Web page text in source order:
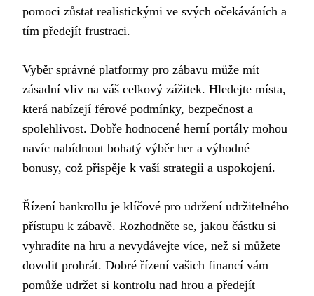
pomoci zůstat realistickými ve svých očekáváních a
tím předejít frustraci.
Vyběr správné platformy pro zábavu může mít
zásadní vliv na váš celkový zážitek. Hledejte místa,
která nabízejí férové podmínky, bezpečnost a
spolehlivost. Dobře hodnocené herní portály mohou
navíc nabídnout bohatý výběr her a výhodné
bonusy, což přispěje k vaší strategii a uspokojení.
Řízení bankrollu je klíčové pro udržení udržitelného
přístupu k zábavě. Rozhodněte se, jakou částku si
vyhradíte na hru a nevydávejte více, než si můžete
dovolit prohrát. Dobré řízení vašich financí vám
pomůže udržet si kontrolu nad hrou a předejít